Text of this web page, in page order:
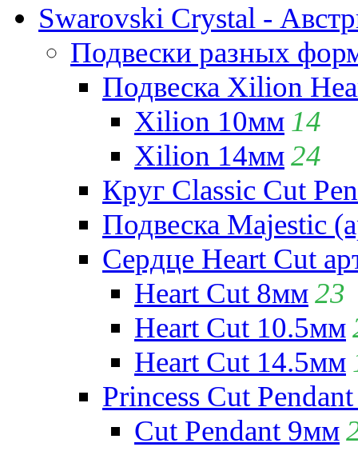
Swarovski Crystal -
Подвески разных
Подвеска Xilion
Xilion 10мм 14
Xilion 14мм24
Круг Classic Cut
Подвеска Majestic
Сердце Heart Cut
Heart Cut 8мм23
Heart Cut 10.5мм
Heart Cut 14.5мм
Princess Cut
Cut Pendant 9мм